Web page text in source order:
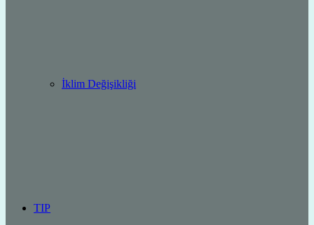
İklim Değişikliği
TIP